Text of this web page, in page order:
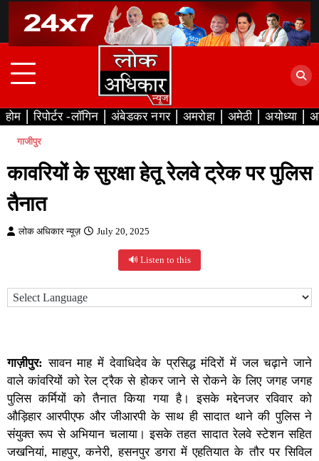
content
होम रिपोर्टर -लॉगिन अंबेडकर नगर अमरोहा अमेठी अयोध्या
गाजीपुर
कावरियों के सुरक्षा हेतू रेलवे ट्रेक पर पुलिस
तैनात
लोक अधिकार न्यूज़ July 20, 2025
🔊 Listen to this
गाज़ीपुर: सावन माह में देवाधिदेव के प्रसिद्ध मंदिरों में जल चढ़ाने जाने
वाले कांवरियों को रेल ट्रैक से होकर जाने से रोकने के लिए जगह जगह
पुलिस कर्मियों को तैनात किया गया है। इसके मद्देनजर रविवार को
औड़िहार आरपीएफ और जीआरपी के साथ ही सादात थाने की पुलिस ने
संयुक्त रूप से अभियान चलाया। इसके तहत सादात रेलवे स्टेशन सहित
जखनियां, माहपुर, कनेरी, हसनपुर डगरा में एहतियात के तौर पर सिविल